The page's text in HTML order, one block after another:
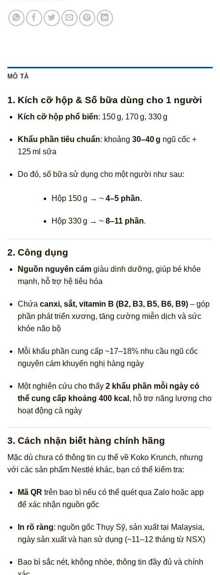
MÔ TẢ
1. Kích cỡ hộp & Số bữa dùng cho 1 người
Kích cỡ hộp phổ biến: 150 g, 170 g, 330 g
Khẩu phần tiêu chuẩn: khoảng 30–40 g ngũ cốc +
125 ml sữa
Do đó, số bữa sử dụng cho một người như sau:
Hộp 150 g → ~ 4–5 phần.
Hộp 330 g → ~ 8–11 phần.
2. Công dụng
Nguồn nguyên cámgiàu dinh dưỡng, giúp bé khỏe
mạnh, hỗ trợ hệ tiêu hóa
Chứa canxi, sắt, vitamin B (B2, B3, B5, B6, B9)– góp
phần phát triển xương, tăng cường miễn dịch và sức
khỏe não bộ
Mỗi khẩu phần cung cấp ~17–18% nhu cầu ngũ cốc
nguyên cám khuyến nghị hàng ngày
Một nghiên cứu cho thấy 2 khẩu phần mỗi ngày có
thể cung cấp khoảng 400 kcal , hỗ trợ năng lượng cho
hoạt động cả ngày
3. Cách nhận biết hàng chính hãng
Mặc dù chưa có thông tin cụ thể về Koko Krunch, nhưng
với các sản phẩm Nestlé khác, bạn có thể kiểm tra:
Mã QR trên bao bì nếu có thể quét qua Zalo hoặc app
để xác nhận nguồn gốc
In rõ ràng: nguồn gốc Thụy Sỹ, sản xuất tại Malaysia,
ngày sản xuất và hạn sử dụng (~11–12 tháng từ NSX)
Bao bì sắc nét, không nhòe, thông tin đầy đủ và chính